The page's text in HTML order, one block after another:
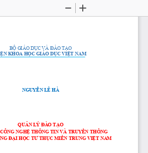
Zoom
BỘ GIÁO DỤC VÀ ĐÀO TẠO
KHOA HỌC GIÁO DỤC VIỆT NAM
NGUYỄN LÊ HÀ
QUẢN LÝ ĐÀO TẠO
NGHỆ THÔNG TIN VÀ TRUYỀN THÔNG
ĐẠI HỌC TƯ THỤC MIỀN TRUNG VIỆT NAM